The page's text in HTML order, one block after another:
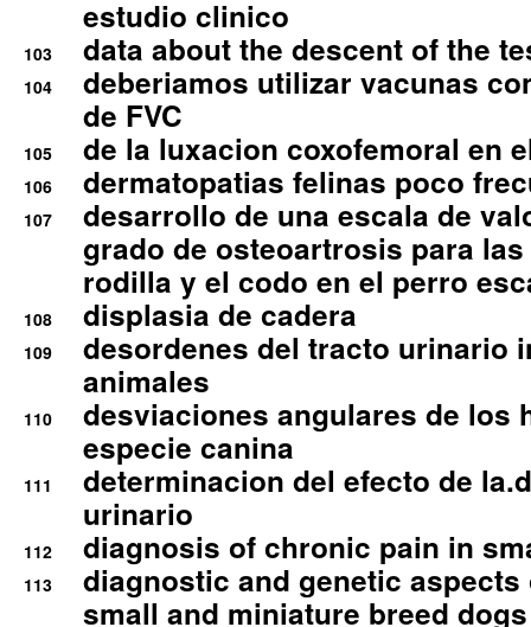
estudio clinico
103 data about the descent of the
104
deberiamos utilizar vacunas
de FVC
105 de la luxacion coxofemoral en
106 dermatopatias felinas poco
107
desarrollo de una escala de
grado de osteoartrosis para
rodilla y el codo en el perro
108 displasia de cadera
109
desordenes del tracto urinario
animales
110
desviaciones angulares de los
especie canina
111
determinacion del efecto de
urinario
112 diagnosis of chronic pain in
113
diagnostic and genetic
small and miniature breed